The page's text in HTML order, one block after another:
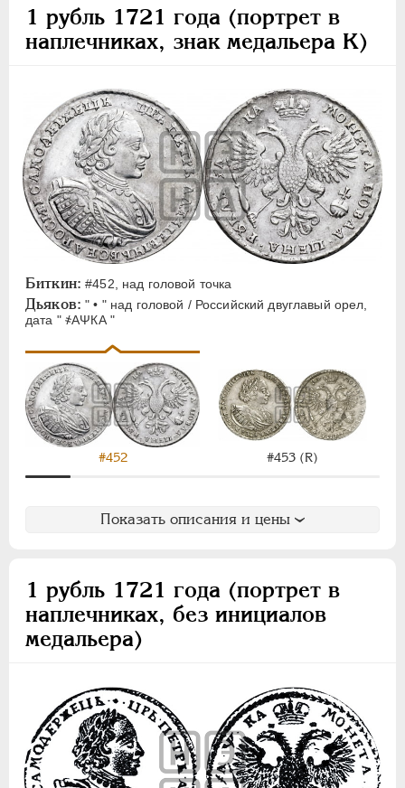
1 рубль 1721 года (портрет в
наплечниках, знак медальера К)
Биткин: #452, над головой точка
Дьяков: " • " над головой / Российский двуглавый орел,
дата " ҂АΨКА "
#452 #453 (R)
Показать описания и цены
1 рубль 1721 года (портрет в
наплечниках, без инициалов
медальера)